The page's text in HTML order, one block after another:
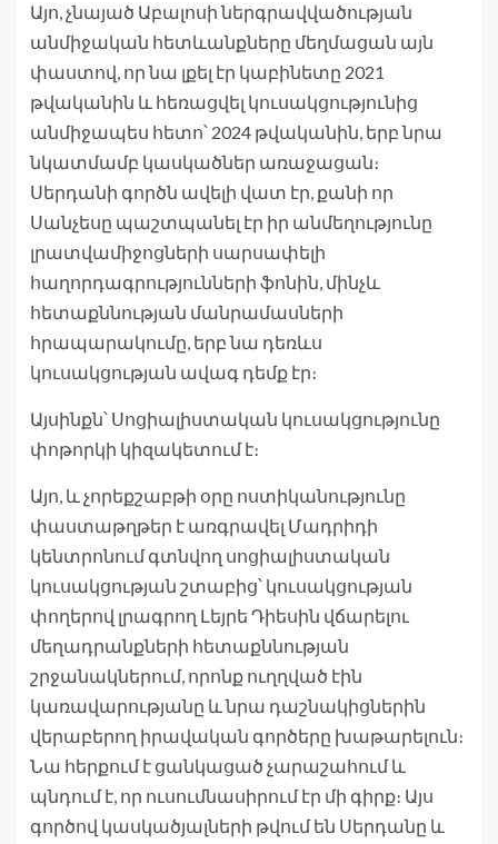
Այո, չնայած Աբալոսի ներգրավվածության
անմիջական հետևանքները մեղմացան այն
փաստով, որ նա լքել էր կաբինետը 2021
թվականին և հեռացվել կուսակցությունից
անմիջապես հետո՝ 2024 թվականին, երբ նրա
նկատմամբ կասկածներ առաջացան։
Սերդանի գործն ավելի վատ էր, քանի որ
Սանչեսը պաշտպանել էր իր անմեղությունը
լրատվամիջոցների սարսափելի
հաղորդագրությունների ֆոնին, մինչև
հետաքննության մանրամասների
հրապարակումը, երբ նա դեռևս
կուսակցության ավագ դեմք էր։
Այսինքն՝ Սոցիալիստական ​​կուսակցությունը
փոթորկի կիզակետում է։
Այո, և չորեքշաբթի օրը ոստիկանությունը
փաստաթղթեր է առգրավել Մադրիդի
կենտրոնում գտնվող սոցիալիստական ​​
կուսակցության շտաբից՝ կուսակցության
փողերով լրագրող Լեյրե Դիեսին վճարելու
մեղադրանքների հետաքննության
շրջանակներում, որոնք ուղղված էին
կառավարությանը և նրա դաշնակիցներին
վերաբերող իրավական գործերը խաթարելուն։
Նա հերքում է ցանկացած չարաշահում և
պնդում է, որ ուսումնասիրում էր մի գիրք։ Այս
գործով կասկածյալների թվում են Սերդանը և